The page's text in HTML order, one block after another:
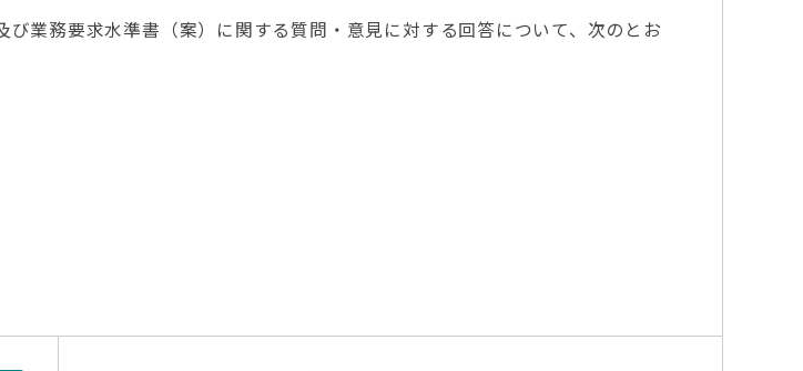
業務要求水準書（案）に関する質問・意見に対する回答について、次のとお